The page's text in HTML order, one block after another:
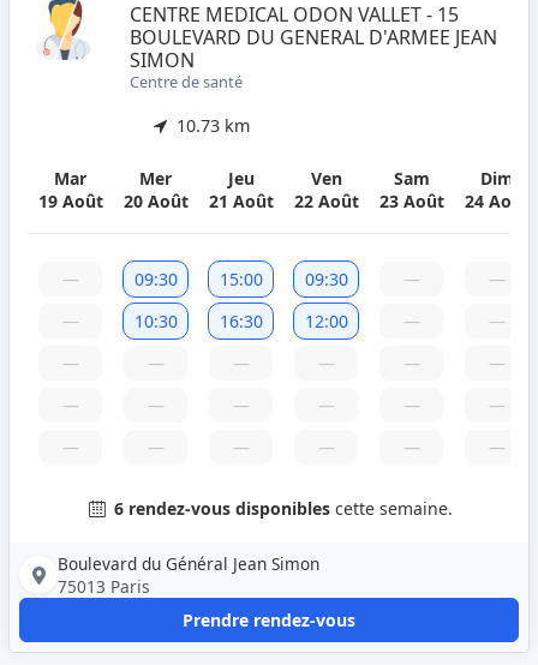
CENTRE MEDICAL ODON VALLET - 15
BOULEVARD DU GENERAL D'ARMEE JEAN
SIMON
Centre de santé
10.73 km
Mar
19 Août
Mer
20 Août
Jeu
21 Août
Ven
22 Août
Sam
23 Août
Dim
24 Août
—
—
—
—
—
09:30
10:30
—
—
—
15:00
16:30
—
—
—
09:30
12:00
—
—
—
—
—
—
—
—
—
—
—
—
—
6 rendez-vous disponibles cette semaine.
Boulevard du Général Jean Simon
75013 Paris
Prendre rendez-vous